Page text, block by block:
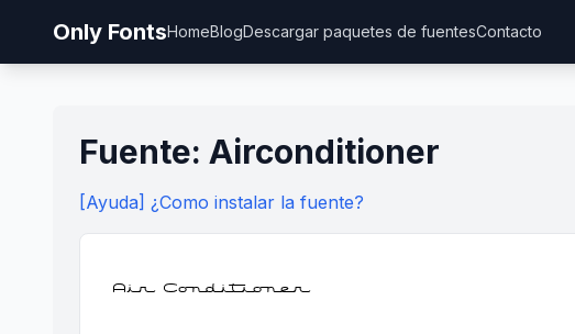
Only FontsHomeBlogDescargar paquetes de fuentesContacto
Fuente: Airconditioner
[Ayuda] ¿Como instalar la fuente?